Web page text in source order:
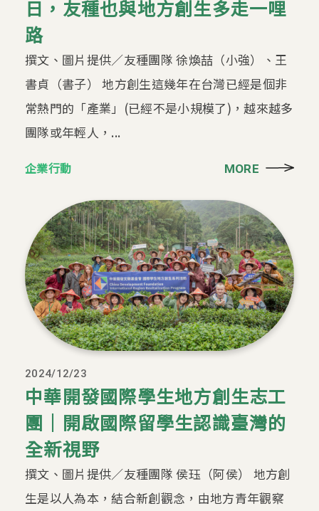
日，友種也與地方創生多走一哩
路
撰文、圖片提供／友種團隊 徐煥喆（小強）、王
書貞（書子） 地方創生這幾年在台灣已經是個非
常熱門的「產業」(已經不是小規模了)，越來越多
團隊或年輕人，...
企業行動 MORE
2024/12/23
中華開發國際學生地方創生志工
團｜開啟國際留學生認識臺灣的
全新視野
撰文、圖片提供／友種團隊 侯珏（阿侯） 地方創
生是以人為本，結合新創觀念，由地方青年觀察